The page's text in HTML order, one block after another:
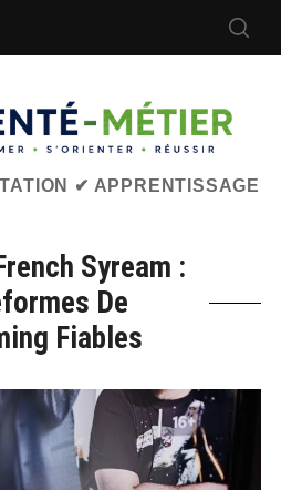
✔ APPRENTISSAGE
Syream :
De
Fiables